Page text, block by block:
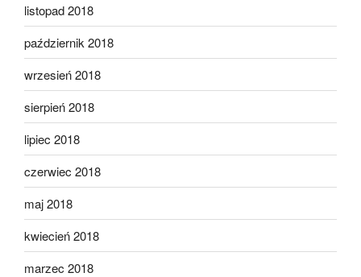
listopad 2018
październik 2018
wrzesień 2018
sierpień 2018
lipiec 2018
czerwiec 2018
maj 2018
kwiecień 2018
marzec 2018